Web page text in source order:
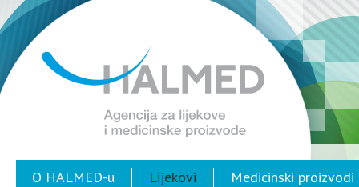
O HALMED-u Lijekovi Medicinski proizvodi